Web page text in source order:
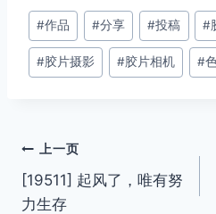
文
章
标
#作品 #分享 #投稿 #
#胶片摄影 #胶片相机 #
文
章
上一页
[19511] 起风了，唯有努
力生存